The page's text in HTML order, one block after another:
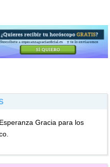
Gracia para los